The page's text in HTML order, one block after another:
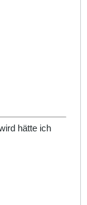
hätte ich